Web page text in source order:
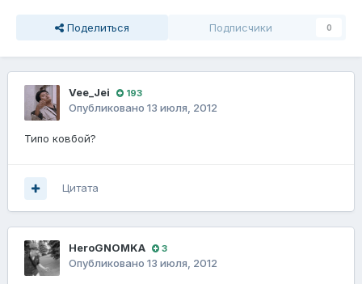
Поделиться Подписчики 0
Vee_Jei 193
Опубликовано 13 июля, 2012
Типо ковбой?
Цитата
HeroGNOMKA 3
Опубликовано 13 июля, 2012